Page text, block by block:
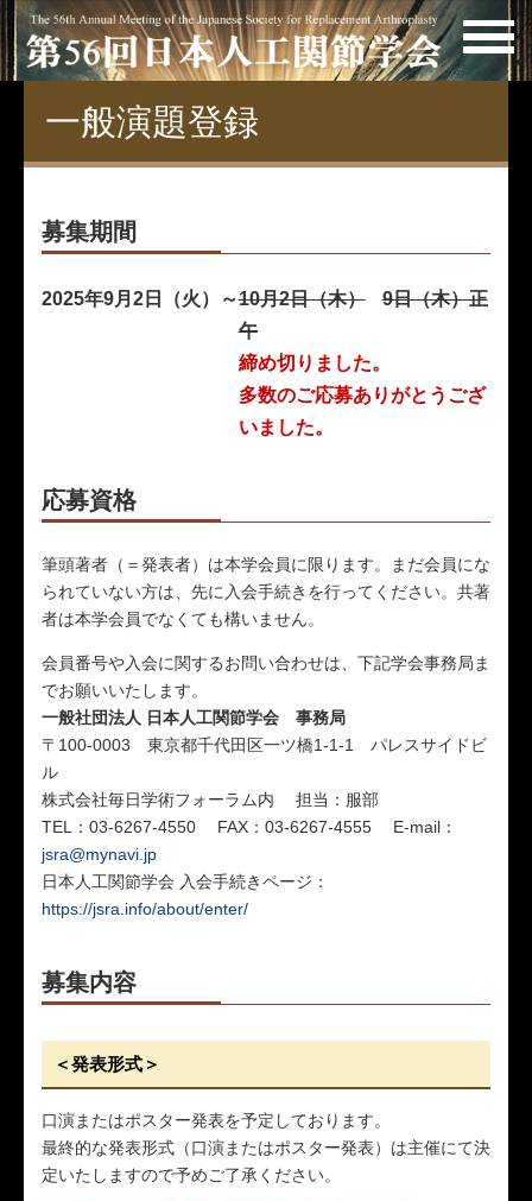
一般演題登録
募集期間
2025年9月2日（火）～10月2日（木）
9日（木）正
午
締め切りました。
多数のご応募ありがとうござ
いました。
応募資格
筆頭著者（＝発表者）は本学会員に限ります。まだ会員にな
られていない方は、先に入会手続きを行ってください。共著
者は本学会員でなくても構いません。
会員番号や入会に関するお問い合わせは、下記学会事務局ま
でお願いいたします。
一般社団法人 日本人工関節学会 事務局
〒100-0003 東京都千代田区一ツ橋1-1-1 パレスサイドビ
ル
株式会社毎日学術フォーラム内 担当：服部
TEL：03-6267-4550 FAX：03-6267-4555 E-mail：
jsra@mynavi.jp
日本人工関節学会 入会手続きページ：
https://jsra.info/about/enter/
募集内容
＜発表形式＞
口演またはポスター発表を予定しております。
最終的な発表形式（口演またはポスター発表）は主催にて決
定いたしますので予めご了承ください。